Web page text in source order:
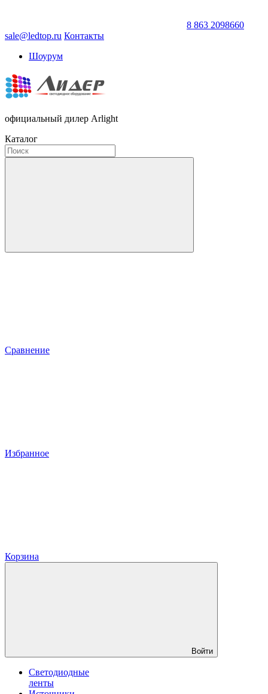
8 863 2098660
sale@ledtop.ru Контакты
Шоурум
официальный дилер Arlight
Каталог
Сравнение
Избранное
Корзина
Войти
Светодиодные
ленты